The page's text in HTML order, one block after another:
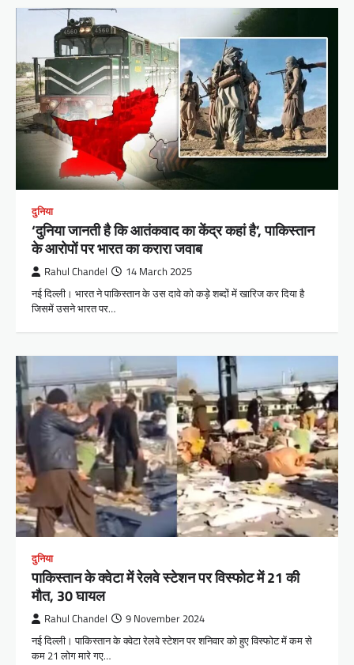
दुनिया
‘दुनिया जानती है कि आतंकवाद का केंद्र कहां है’, पाकिस्तान
के आरोपों पर भारत का करारा जवाब
Rahul Chandel 14 March 2025
नई दिल्ली। भारत ने पाकिस्तान के उस दावे को कड़े शब्दों में खारिज कर दिया है
जिसमें उसने भारत पर…
दुनिया
पाकिस्तान के क्वेटा में रेलवे स्टेशन पर विस्फोट में 21 की
मौत, 30 घायल
Rahul Chandel 9 November 2024
नई दिल्ली। पाकिस्तान के क्वेटा रेलवे स्टेशन पर शनिवार को हुए विस्फोट में कम से
कम 21 लोग मारे गए…